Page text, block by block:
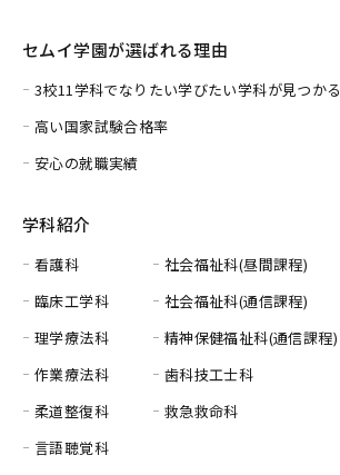
セムイ学園が選ばれる理由
3校11学科でなりたい学びたい学科が見つかる
高い国家試験合格率
安心の就職実績
学科紹介
看護科
臨床工学科
理学療法科
作業療法科
柔道整復科
言語聴覚科
社会福祉科(昼間課程)
社会福祉科(通信課程)
精神保健福祉科(通信課程)
歯科技工士科
救急救命科